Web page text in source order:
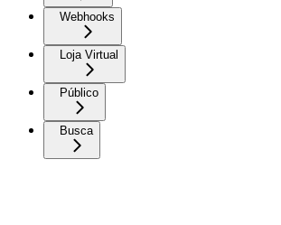
Webhooks
Loja Virtual
Público
Busca